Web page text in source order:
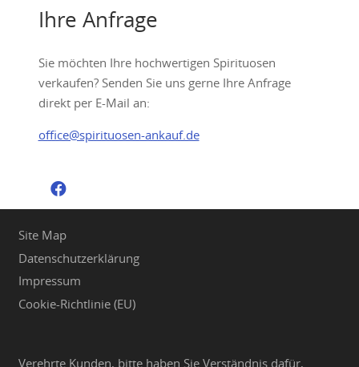
Ihre Anfrage
Sie möchten Ihre hochwertigen Spirituosen
verkaufen? Senden Sie uns gerne Ihre Anfrage
direkt per E-Mail an:
office@spirituosen-ankauf.de
Site Map
Datenschutzerklärung
Impressum
Cookie-Richtlinie (EU)
Verehrte Kunden, bitte haben Sie Verständnis dafür,